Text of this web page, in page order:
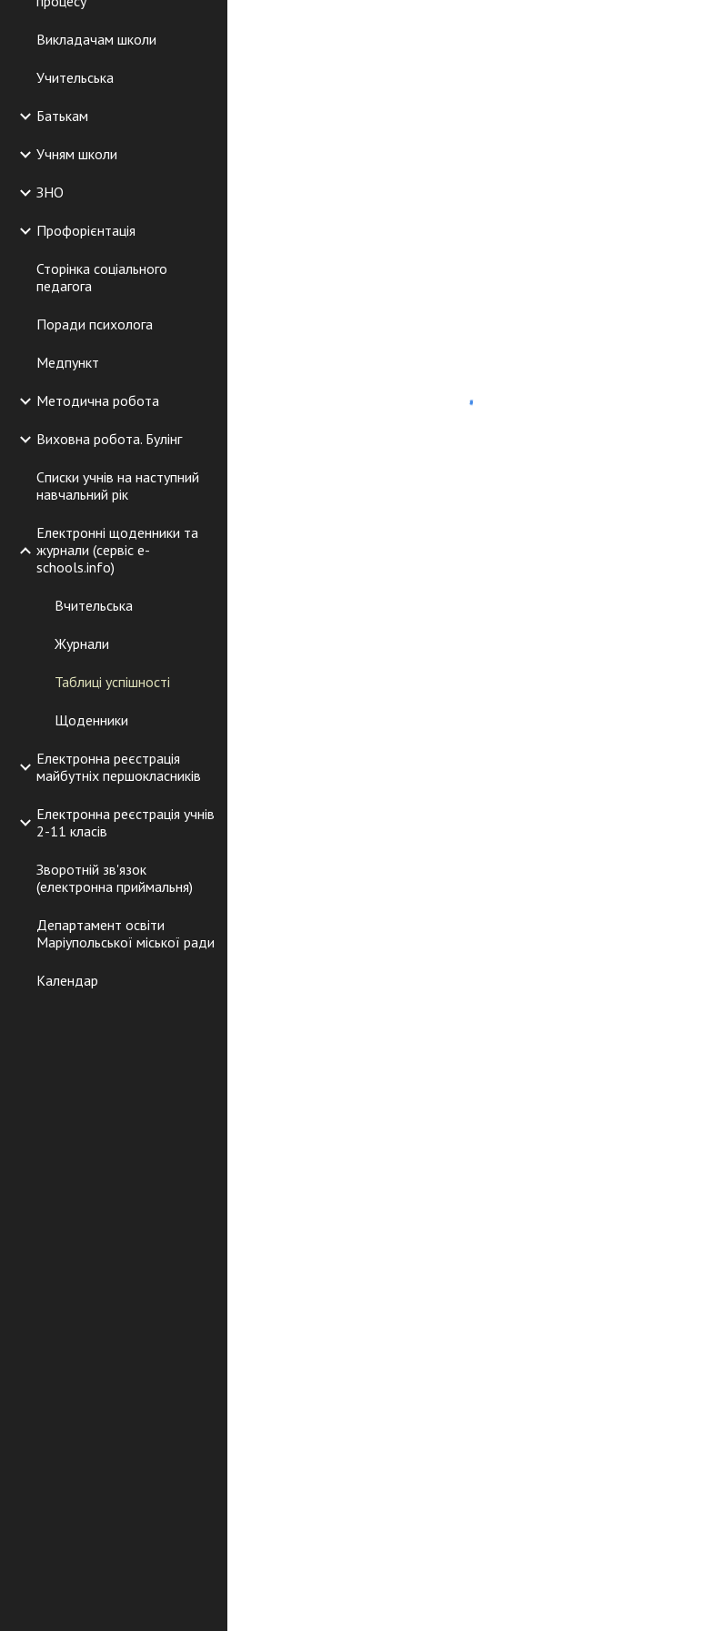
Викладачам школи
Учительська
Батькам
Учням школи
ЗНО
Профорієнтація
Сторінка соціального
педагога
Поради психолога
Медпункт
Методична робота
Виховна робота. Булінг
Списки учнів на наступний
навчальний рік
Електронні щоденники та
журнали (сервіс e-
schools.info)
Вчительська
Журнали
Таблиці успішності
Щоденники
Електронна реєстрація
майбутніх першокласників
Електронна реєстрація учнів
2-11 класів
Зворотній зв'язок
(електронна приймальня)
Департамент освіти
Маріупольської міської ради
Календар